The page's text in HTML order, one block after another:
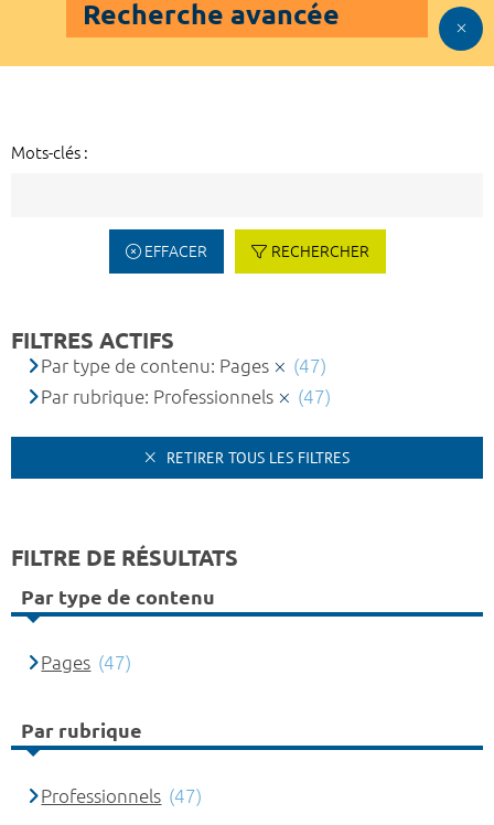
Recherche avancée
Mots-clés :
EFFACER RECHERCHER
FILTRES ACTIFS
Par type de contenu: Pages
(47)
Par rubrique: Professionnels
(47)
RETIRER TOUS LES FILTRES
FILTRE DE RÉSULTATS
Par type de contenu
Pages (47)
Par rubrique
Professionnels (47)